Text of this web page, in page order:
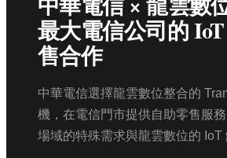
最大電信公司的
售合作
中華電信選擇龍雲數位整合的
機，在電信門市提供自助零售服
場域的特殊需求與龍雲數位的 IoT